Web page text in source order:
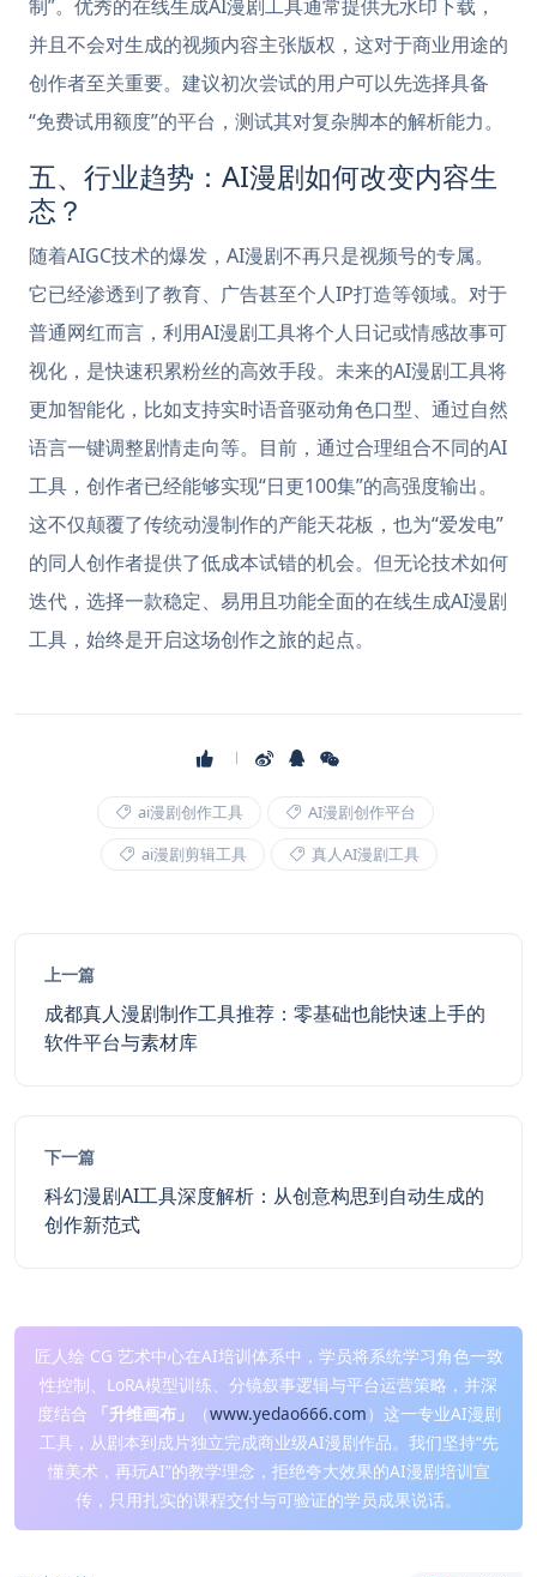
制”。优秀的在线生成AI漫剧工具通常提供无水印下载，
并且不会对生成的视频内容主张版权，这对于商业用途的
创作者至关重要。建议初次尝试的用户可以先选择具备
“免费试用额度”的平台，测试其对复杂脚本的解析能力。
五、行业趋势：AI漫剧如何改变内容生
态？
随着AIGC技术的爆发，AI漫剧不再只是视频号的专属。
它已经渗透到了教育、广告甚至个人IP打造等领域。对于
普通网红而言，利用AI漫剧工具将个人日记或情感故事可
视化，是快速积累粉丝的高效手段。未来的AI漫剧工具将
更加智能化，比如支持实时语音驱动角色口型、通过自然
语言一键调整剧情走向等。目前，通过合理组合不同的AI
工具，创作者已经能够实现“日更100集”的高强度输出。
这不仅颠覆了传统动漫制作的产能天花板，也为“爱发电”
的同人创作者提供了低成本试错的机会。但无论技术如何
迭代，选择一款稳定、易用且功能全面的在线生成AI漫剧
工具，始终是开启这场创作之旅的起点。
ai漫剧创作工具
AI漫剧创作平台
ai漫剧剪辑工具
真人AI漫剧工具
上一篇
成都真人漫剧制作工具推荐：零基础也能快速上手的
软件平台与素材库
下一篇
科幻漫剧AI工具深度解析：从创意构思到自动生成的
创作新范式
匠人绘 CG 艺术中心在AI培训体系中，学员将系统学习角色一致
性控制、LoRA模型训练、分镜叙事逻辑与平台运营策略，并深
度结合
「升维画布」 （www.yedao666.com）这一专业AI漫剧
工具，从剧本到成片独立完成商业级AI漫剧作品。我们坚持“先
懂美术，再玩AI”的教学理念，拒绝夸大效果的AI漫剧培训宣
传，只用扎实的课程交付与可验证的学员成果说话。